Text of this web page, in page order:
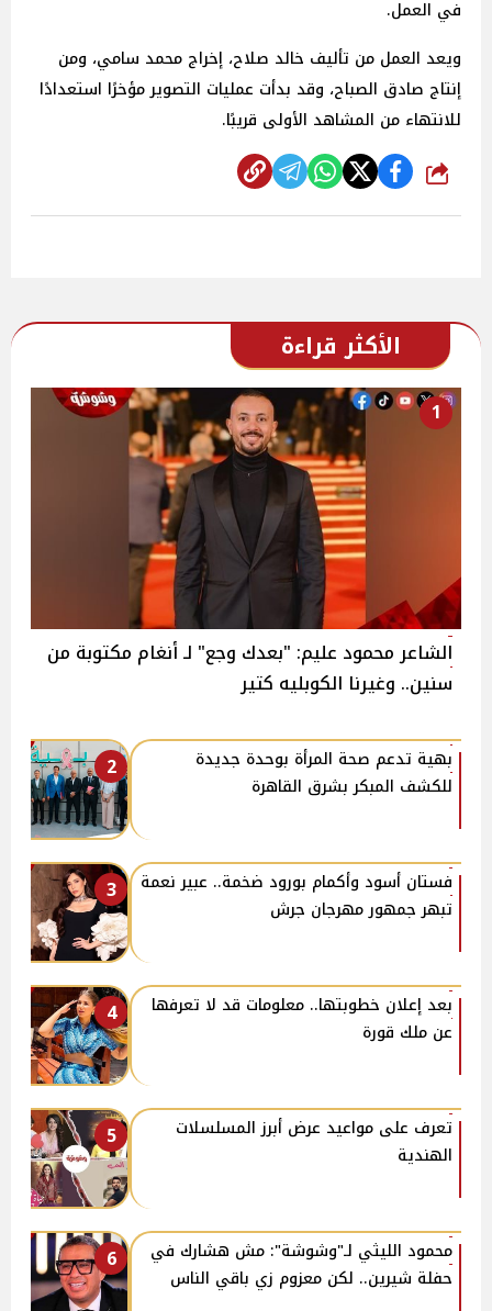
في العمل.
ويعد العمل من تأليف خالد صلاح، إخراج محمد سامي، ومن
إنتاج صادق الصباح، وقد بدأت عمليات التصوير مؤخرًا استعدادًا
للانتهاء من المشاهد الأولى قريبًا.
شارك
الأكثر قراءة
1
الشاعر محمود عليم: "بعدك وجع" لـ أنغام مكتوبة من
سنين.. وغيرنا الكوبليه كتير
2
بهية تدعم صحة المرأة بوحدة جديدة
للكشف المبكر بشرق القاهرة
3
فستان أسود وأكمام بورود ضخمة.. عبير نعمة
تبهر جمهور مهرجان جرش
4
بعد إعلان خطوبتها.. معلومات قد لا تعرفها
عن ملك قورة
5
تعرف على مواعيد عرض أبرز المسلسلات
الهندية
6
محمود الليثي لـ"وشوشة": مش هشارك في
حفلة شيرين.. لكن معزوم زي باقي الناس